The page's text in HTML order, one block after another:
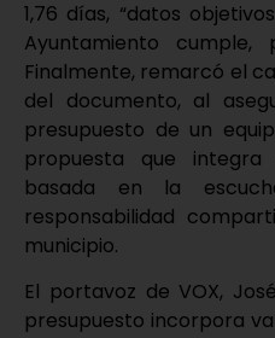
1,76 días, “datos
Ayuntamiento cumple,
Finalmente, remarcó el
del documento, al
presupuesto de un
propuesta que integra
basada en la
responsabilidad
municipio.
El portavoz de VOX,
presupuesto incorpora